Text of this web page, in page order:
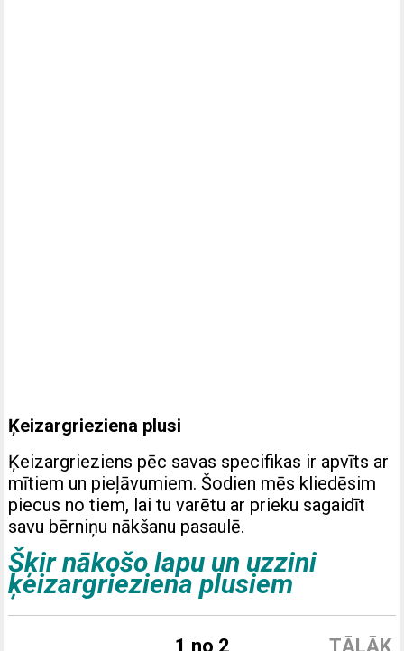
Ķeizargrieziena plusi
Ķeizargrieziens pēc savas specifikas ir apvīts ar
mītiem un pieļāvumiem. Šodien mēs kliedēsim
piecus no tiem, lai tu varētu ar prieku sagaidīt
savu bērniņu nākšanu pasaulē.
Šķir nākošo lapu un uzzini
ķeizargrieziena plusiem
TĀLĀK
1 no 2